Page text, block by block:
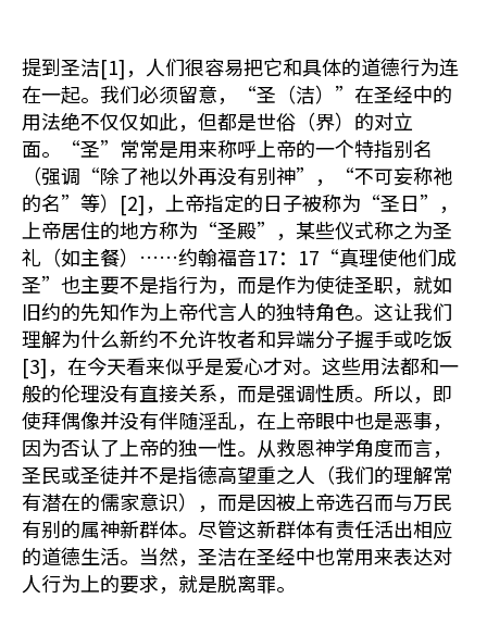
提到圣洁[1]，人们很容易把它和具体的道德行为连
在一起。我们必须留意，“圣（洁）”在圣经中的
用法绝不仅仅如此，但都是世俗（界）的对立
面。“圣”常常是用来称呼上帝的一个特指别名
（强调“除了祂以外再没有别神”，“不可妄称祂
的名”等）[2]，上帝指定的日子被称为“圣日”，
上帝居住的地方称为“圣殿”，某些仪式称之为圣
礼（如主餐）……约翰福音17：17“真理使他们成
圣”也主要不是指行为，而是作为使徒圣职，就如
旧约的先知作为上帝代言人的独特角色。这让我们
理解为什么新约不允许牧者和异端分子握手或吃饭
[3]，在今天看来似乎是爱心才对。这些用法都和一
般的伦理没有直接关系，而是强调性质。所以，即
使拜偶像并没有伴随淫乱，在上帝眼中也是恶事，
因为否认了上帝的独一性。从救恩神学角度而言，
圣民或圣徒并不是指德高望重之人（我们的理解常
有潜在的儒家意识），而是因被上帝选召而与万民
有别的属神新群体。尽管这新群体有责任活出相应
的道德生活。当然，圣洁在圣经中也常用来表达对
人行为上的要求，就是脱离罪。